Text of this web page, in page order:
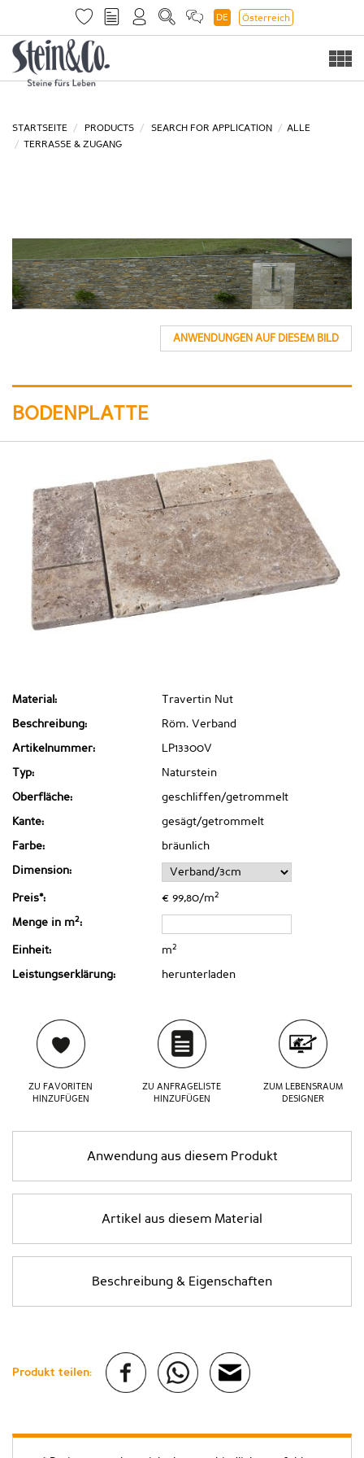
DE Österreich
STARTSEITE PRODUCTS SEARCH FOR APPLICATION
ALLE
TERRASSE & ZUGANG
ANWENDUNGEN AUF DIESEM BILD
BODENPLATTE
Material: Travertin Nut
Beschreibung: Röm. Verband
Artikelnummer: LP13300V
Typ: Naturstein
Oberfläche: geschliffen/getrommelt
Kante: gesägt/getrommelt
Farbe: bräunlich
Dimension:
Preis*: € 99,80/m2
Menge in m2:
Einheit: m2
Leistungserklärung: herunterladen
ZU FAVORITEN
HINZUFÜGEN
ZU ANFRAGELISTE
HINZUFÜGEN
ZUM LEBENSRAUM
DESIGNER
Anwendung aus diesem Produkt
Artikel aus diesem Material
Beschreibung & Eigenschaften
Produkt teilen: